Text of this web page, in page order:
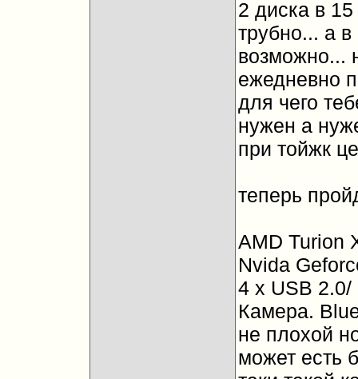
2 диска в
трубно... а
возможно...
ежедневно
для чего
нужен а
при тойжк
теперь
AMD Turion
Nvida
4 х USB 2.0/
Камера.
не плохой
может есть